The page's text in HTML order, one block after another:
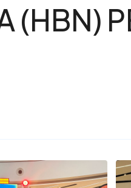
(HBN)